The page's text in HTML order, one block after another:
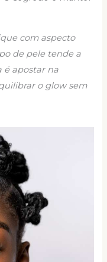
com aspecto
de pele tende a
é apostar na
o glow sem